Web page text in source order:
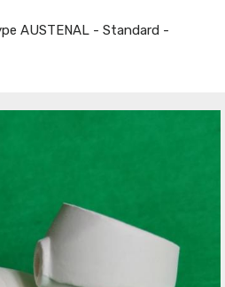
AUSTENAL - Standard -